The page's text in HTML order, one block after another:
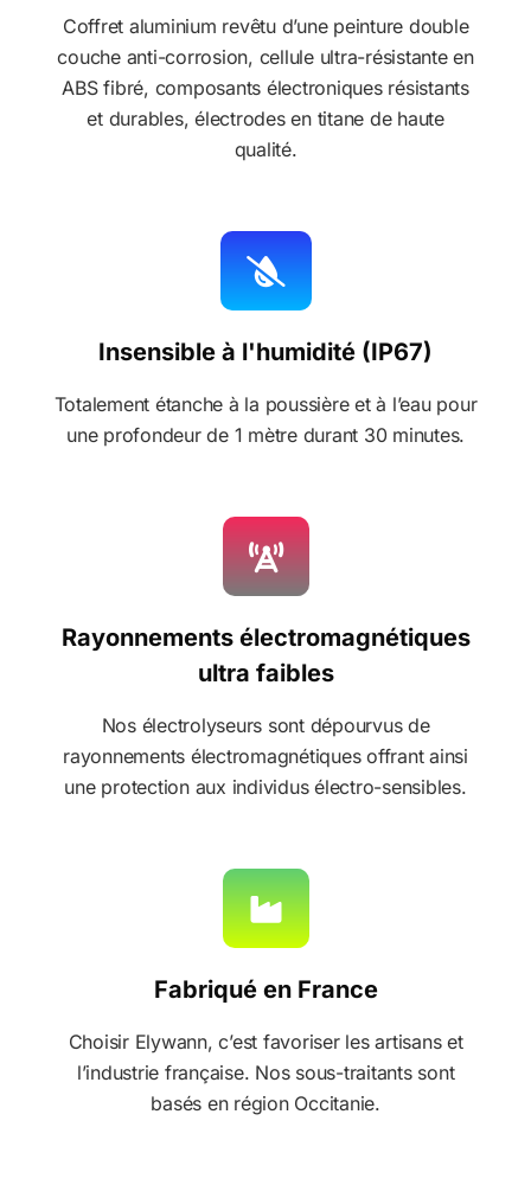
Coffret aluminium revêtu d’une peinture double
couche anti-corrosion, cellule ultra-résistante en
ABS fibré, composants électroniques résistants
et durables, électrodes en titane de haute
qualité.
Insensible à l'humidité (IP67)
Totalement étanche à la poussière et à l’eau pour
une profondeur de 1 mètre durant 30 minutes.
Rayonnements électromagnétiques
ultra faibles
Nos électrolyseurs sont dépourvus de
rayonnements électromagnétiques offrant ainsi
une protection aux individus électro-sensibles.
Fabriqué en France
Choisir Elywann, c’est favoriser les artisans et
l’industrie française. Nos sous-traitants sont
basés en région Occitanie.